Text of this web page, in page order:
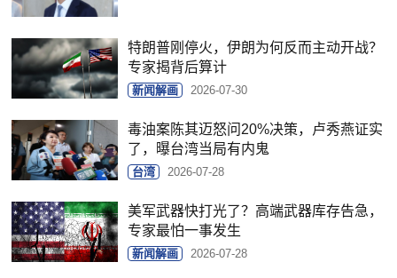
特朗普刚停火，伊朗为何反而主动开战？
专家揭背后算计
新闻解画 2026-07-30
毒油案陈其迈怒问20%决策，卢秀燕证实
了，曝台湾当局有内鬼
台湾 2026-07-28
美军武器快打光了？高端武器库存告急，
专家最怕一事发生
新闻解画 2026-07-28